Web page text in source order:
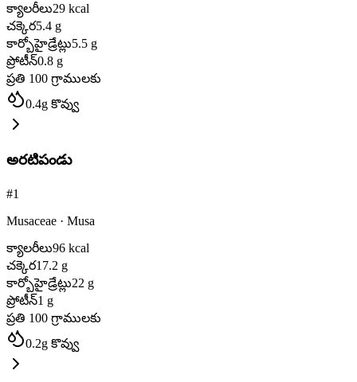
క్యాలరీలు29 kcal
చక్కెర5.4 g
కార్బోహైడ్రేట్లు5.5 g
ప్రోటీన్0.8 g
ప్రతి 100 గ్రాములకు
0.4g కొవ్వు
అరటిపండు
#1
Musaceae · Musa
క్యాలరీలు96 kcal
చక్కెర17.2 g
కార్బోహైడ్రేట్లు22 g
ప్రోటీన్1 g
ప్రతి 100 గ్రాములకు
0.2g కొవ్వు